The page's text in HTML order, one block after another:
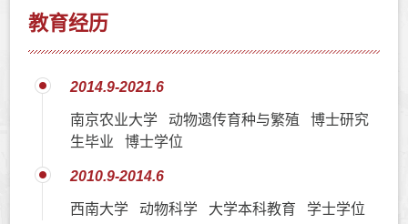
教育经历
2014.9-2021.6
南京农业大学 动物遗传育种与繁殖 博士研究
生毕业 博士学位
2010.9-2014.6
西南大学 动物科学 大学本科教育 学士学位